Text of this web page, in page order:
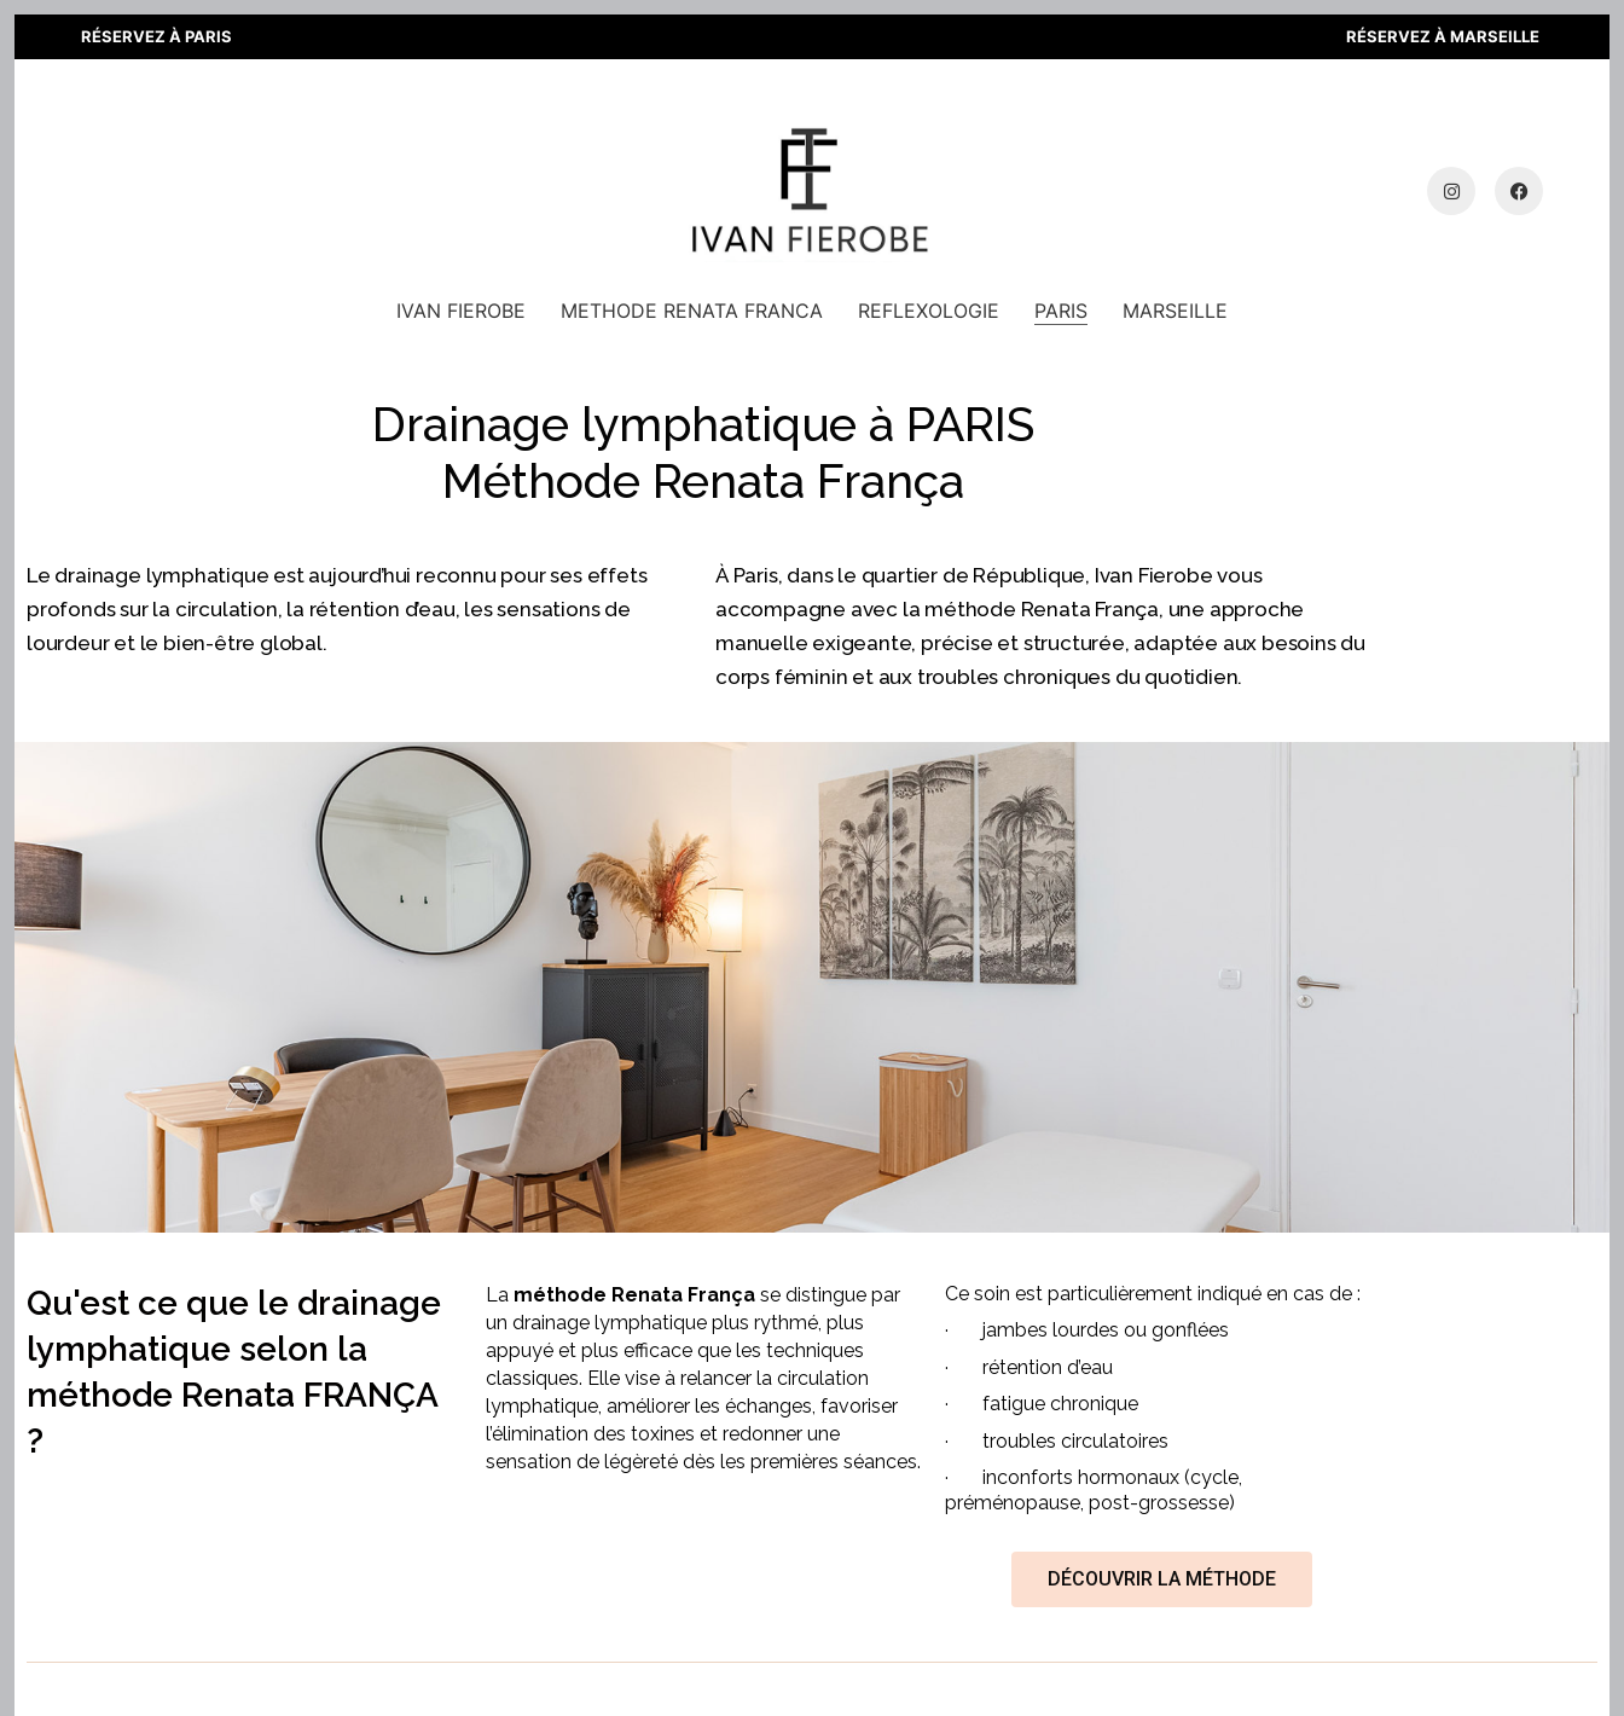
RÉSERVEZ À PARIS RÉSERVEZ À MARSEILLE
IVAN FIEROBE METHODE RENATA FRANCA REFLEXOLOGIE PARIS MARSEILLE
Drainage lymphatique à PARIS
Méthode Renata França
Le drainage lymphatique est aujourd’hui reconnu pour ses effets
profonds sur la circulation, la rétention d’eau, les sensations de
lourdeur et le bien-être global.
À Paris, dans le quartier de République, Ivan Fierobe vous
accompagne avec la méthode Renata França, une approche
manuelle exigeante, précise et structurée, adaptée aux besoins du
corps féminin et aux troubles chroniques du quotidien.
Qu'est ce que le drainage
lymphatique selon la
méthode Renata FRANÇA
?
La méthode Renata Françase distingue par
un drainage lymphatique plus rythmé, plus
appuyé et plus efficace que les techniques
classiques. Elle vise à relancer la circulation
lymphatique, améliorer les échanges, favoriser
l’élimination des toxines et redonner une
sensation de légèreté dès les premières séances.
Ce soin est particulièrement indiqué en cas de :
· jambes lourdes ou gonflées
· rétention d’eau
· fatigue chronique
· troubles circulatoires
· inconforts hormonaux (cycle,
préménopause, post-grossesse)
DÉCOUVRIR LA MÉTHODE